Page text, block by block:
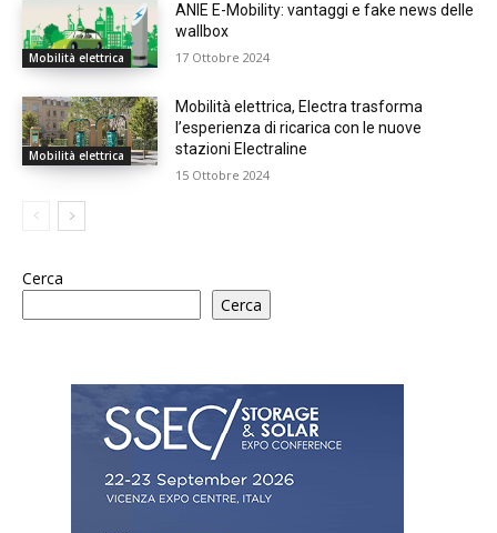
Mobilità elettrica
ANIE E-Mobility: vantaggi e fake news delle
wallbox
17 Ottobre 2024
Mobilità elettrica
Mobilità elettrica, Electra trasforma
l’esperienza di ricarica con le nuove
stazioni Electraline
15 Ottobre 2024
Cerca
Cerca